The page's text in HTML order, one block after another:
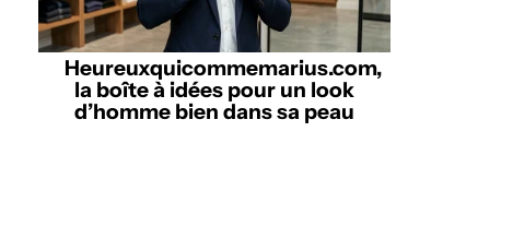
Heureuxquicommemarius.com,
la boîte à idées pour un look
d’homme bien dans sa peau